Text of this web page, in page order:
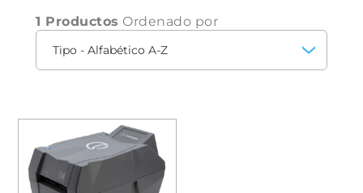
Las impresoras de etiquetas de cuadro eléctrico
también están equipadas con el
software GENIUSPRO, que ofreceun completo
avanzado software permite
personalizada y optimizada de las
haciendo que cadaimpresión sea precisa y
rápida, independientemente de la ubicación.
1 Productos Ordenado por